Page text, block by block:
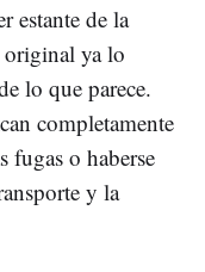
estante de la
original ya lo
lo que parece.
completamente
fugas o haberse
y la